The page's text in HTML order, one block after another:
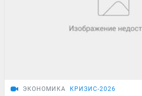
ЭКОНОМИКА КРИЗИС-2026